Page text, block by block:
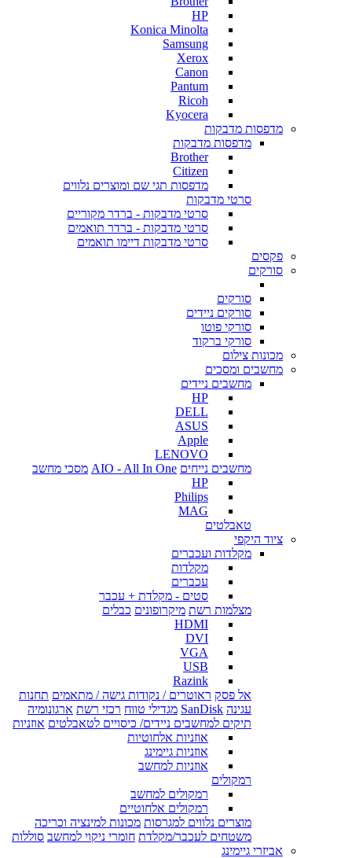
HP
Konica Minolta
Samsung
Xerox
Canon
Pantum
Ricoh
Kyocera
מדפסות מדבקות
מדפסות מדבקות
Brother
Citizen
מדפסות תגי שם ומוצרים נלווים
סרטי מדבקות
סרטי מדבקות - ברדר מקוריים
סרטי מדבקות - ברדר תואמים
סרטי מדבקות דיימו תואמים
פקסים
סורקים
סורקים
סורקים ניידים
סורקי פוטו
סורקי ברקוד
מכונות צילום
מחשבים ומסכים
מחשבים ניידים
HP
DELL
ASUS
Apple
LENOVO
מחשבים נייחים AIO - All In One מסכי מחשב
HP
Philips
MAG
טאבלטים
ציוד היקפי
מקלדות ועכברים
מקלדות
עכברים
סטים - מקלדת + עכבר
מצלמות רשת מיקרופונים כבלים
HDMI
DVI
VGA
USB
Razink
אל פסק ראוטרים / נקודות גישה / מתאמים תחנות
עגינה SanDisk מגדילי טווח רכזי רשת ארגונומיה
תיקים למחשבים ניידים/ כיסויים לטאבלטים אוזניות
אוזניות אלחוטיות
אוזניות גיימינג
אוזניות למחשב
רמקולים
רמקולים למחשב
רמקולים אלחוטיים
מוצרים נלווים למגרסות מכונות למינציה וכריכה
משטחים לעכבר/מקלדת חומרי ניקוי למחשב סוללות
אביזרי גיימינג